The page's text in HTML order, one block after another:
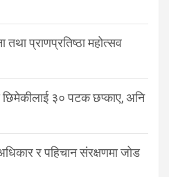
तथा प्राणप्रतिष्ठा महोत्सव
३० पटक छप्काए, अनि
र पहिचान संरक्षणमा जोड